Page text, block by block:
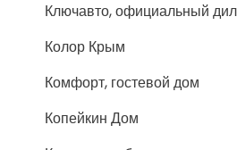
Ключавто, официальный
Колор Крым
Комфорт, гостевой дом
Копейкин Дом